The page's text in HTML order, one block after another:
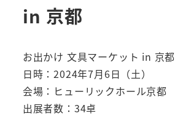
in 京都
お出かけ 文具マーケット in 京都
日時：2024年7月6日（土）
会場：ヒューリックホール京都
出展者数：34卓